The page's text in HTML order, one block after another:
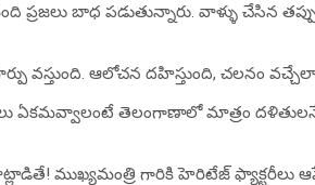
ప్రజలు బాధ పడుతున్నారు. వాళ్ళు చేసిన
వస్తుంది. ఆలోచన దహిస్తుంది, చలనం
ఏకమవ్వాలంటే తెలంగాణాలో మాత్రం దళితులనే
ముఖ్యమంత్రి గారికి హెరిటేజ్ ఫ్యాక్టరీలు